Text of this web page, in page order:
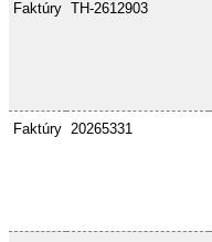
Faktúry TH-2612903
Faktúry 20265331